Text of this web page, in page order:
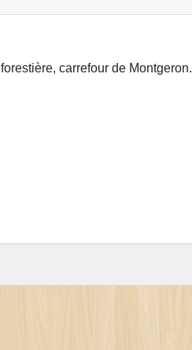
carrefour de Montgeron.